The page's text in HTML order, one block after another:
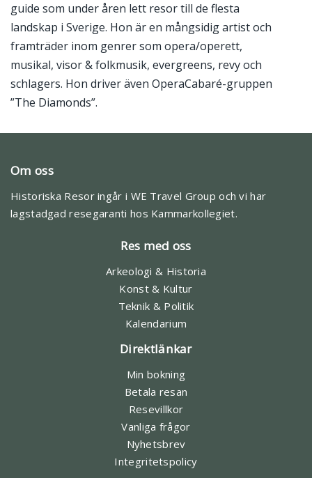
guide som under åren lett resor till de flesta
landskap i Sverige. Hon är en mångsidig artist och
framträder inom genrer som opera/operett,
musikal, visor & folkmusik, evergreens, revy och
schlagers. Hon driver även OperaCabaré-gruppen
”The Diamonds”.
Om oss
Historiska Resor ingår i WE Travel Group och vi har
lagstadgad resegaranti hos Kammarkollegiet.
Res med oss
Arkeologi & Historia
Konst & Kultur
Teknik & Politik
Kalendarium
Direktlänkar
Min bokning
Betala resan
Resevillkor
Vanliga frågor
Nyhetsbrev
Integritetspolicy